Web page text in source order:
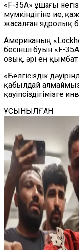
«F-35A» ұшағы
мүмкіндігіне ие,
жасалған ядролық
Американың
бесінші буын «F-
озық, әрі ең қымбат
«Белгісіздік
қабылдай
қауіпсіздігімізге
ҰСЫНЫЛҒАН